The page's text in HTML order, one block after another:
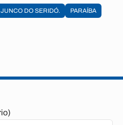
JUNCO DO SERIDÓ.
PARAÍBA